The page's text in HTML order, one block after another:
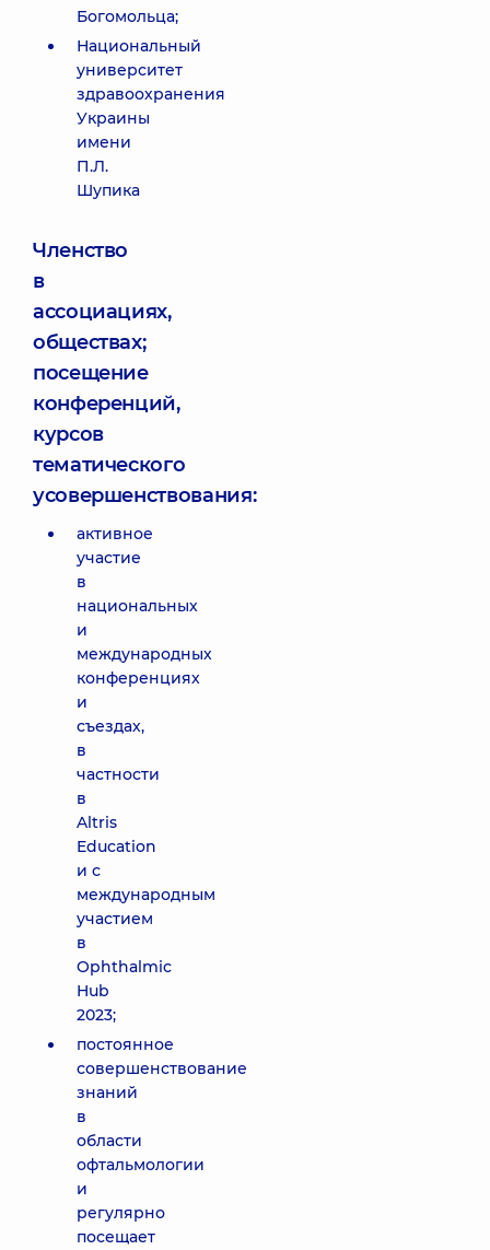
Богомольца;
Национальный
университет
здравоохранения
Украины
имени
П.Л.
Шупика
Членство
в
ассоциациях,
обществах;
посещение
конференций,
курсов
тематического
усовершенствования:
активное
участие
в
национальных
и
международных
конференциях
и
съездах,
в
частности
в
Altris
Education
и с
международным
участием
в
Ophthalmic
Hub
2023;
постоянное
совершенствование
знаний
в
области
офтальмологии
и
регулярно
посещает